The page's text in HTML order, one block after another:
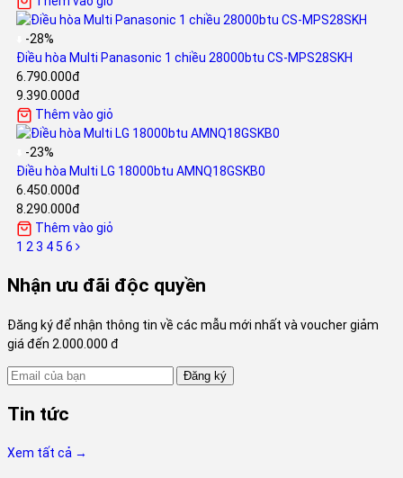
-28%
Điều hòa Multi Panasonic 1 chiều 28000btu CS-MPS28SKH
6.790.000đ
9.390.000đ
Thêm vào giỏ
-23%
Điều hòa Multi LG 18000btu AMNQ18GSKB0
6.450.000đ
8.290.000đ
Thêm vào giỏ
1 2 3 4 5 6
Nhận ưu đãi độc quyền
Đăng ký để nhận thông tin về các mẫu mới nhất và voucher giảm
giá đến 2.000.000 đ
Đăng ký
Tin tức
Xem tất cả →